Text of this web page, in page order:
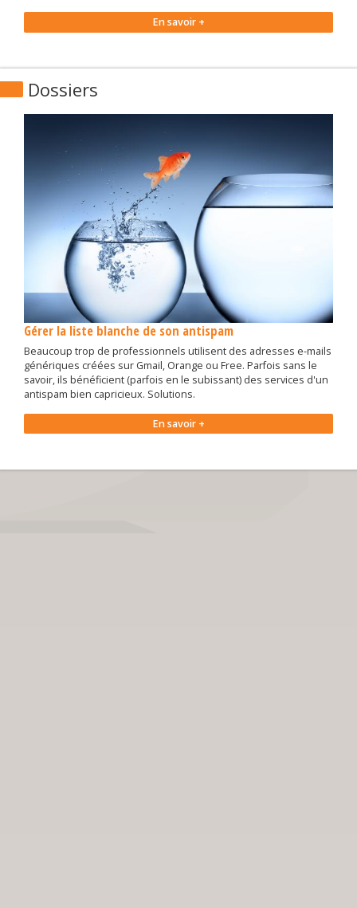
En savoir +
Dossiers
Gérer la liste blanche de son antispam
Beaucoup trop de professionnels utilisent des adresses e-mails
génériques créées sur Gmail, Orange ou Free. Parfois sans le
savoir, ils bénéficient (parfois en le subissant) des services d'un
antispam bien capricieux. Solutions.
En savoir +